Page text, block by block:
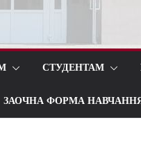
СТУДЕНТАМ
ЗАОЧНА ФОРМА